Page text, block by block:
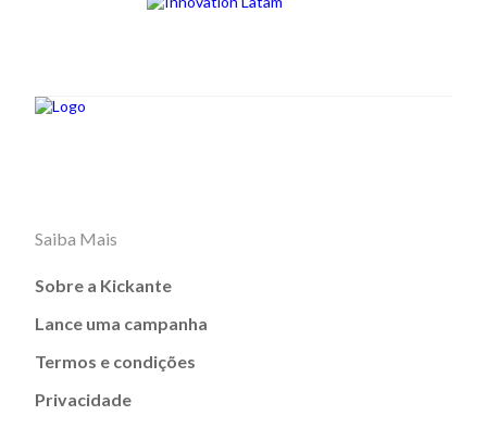
Saiba Mais
Sobre a Kickante
Lance uma campanha
Termos e condições
Privacidade